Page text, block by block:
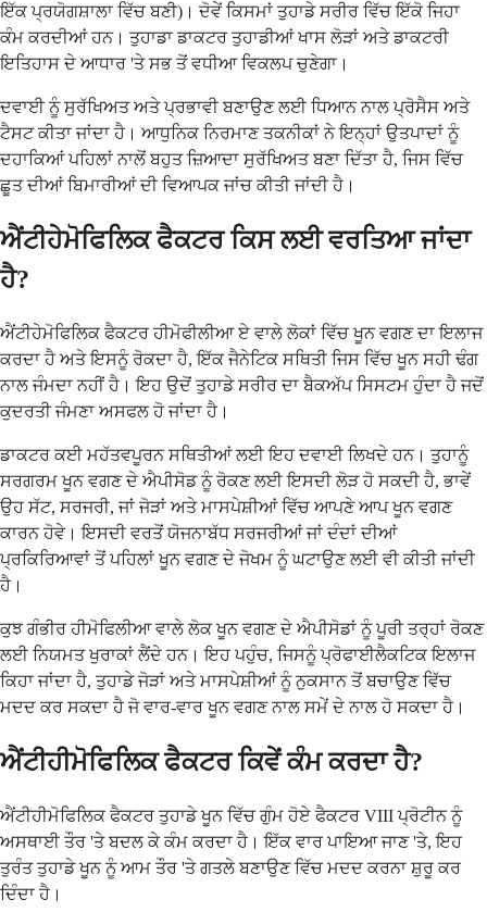
ਇੱਕ ਪ੍ਰਯੋਗਸ਼ਾਲਾ ਵਿੱਚ ਬਣੀ)। ਦੋਵੇਂ ਕਿਸਮਾਂ ਤੁਹਾਡੇ ਸਰੀਰ ਵਿੱਚ ਇੱਕੋ ਜਿਹਾ
ਕੰਮ ਕਰਦੀਆਂ ਹਨ। ਤੁਹਾਡਾ ਡਾਕਟਰ ਤੁਹਾਡੀਆਂ ਖਾਸ ਲੋੜਾਂ ਅਤੇ ਡਾਕਟਰੀ
ਇਤਿਹਾਸ ਦੇ ਆਧਾਰ 'ਤੇ ਸਭ ਤੋਂ ਵਧੀਆ ਵਿਕਲਪ ਚੁਣੇਗਾ।
ਦਵਾਈ ਨੂੰ ਸੁਰੱਖਿਅਤ ਅਤੇ ਪ੍ਰਭਾਵੀ ਬਣਾਉਣ ਲਈ ਧਿਆਨ ਨਾਲ ਪ੍ਰੋਸੈਸ ਅਤੇ
ਟੈਸਟ ਕੀਤਾ ਜਾਂਦਾ ਹੈ। ਆਧੁਨਿਕ ਨਿਰਮਾਣ ਤਕਨੀਕਾਂ ਨੇ ਇਨ੍ਹਾਂ ਉਤਪਾਦਾਂ ਨੂੰ
ਦਹਾਕਿਆਂ ਪਹਿਲਾਂ ਨਾਲੋਂ ਬਹੁਤ ਜ਼ਿਆਦਾ ਸੁਰੱਖਿਅਤ ਬਣਾ ਦਿੱਤਾ ਹੈ, ਜਿਸ ਵਿੱਚ
ਛੂਤ ਦੀਆਂ ਬਿਮਾਰੀਆਂ ਦੀ ਵਿਆਪਕ ਜਾਂਚ ਕੀਤੀ ਜਾਂਦੀ ਹੈ।
ਐਂਟੀਹੇਮੋਫਿਲਿਕ ਫੈਕਟਰ ਕਿਸ ਲਈ ਵਰਤਿਆ ਜਾਂਦਾ
ਹੈ?
ਐਂਟੀਹੇਮੋਫਿਲਿਕ ਫੈਕਟਰ ਹੀਮੋਫੀਲੀਆ ਏ ਵਾਲੇ ਲੋਕਾਂ ਵਿੱਚ ਖੂਨ ਵਗਣ ਦਾ ਇਲਾਜ
ਕਰਦਾ ਹੈ ਅਤੇ ਇਸਨੂੰ ਰੋਕਦਾ ਹੈ, ਇੱਕ ਜੈਨੇਟਿਕ ਸਥਿਤੀ ਜਿਸ ਵਿੱਚ ਖੂਨ ਸਹੀ ਢੰਗ
ਨਾਲ ਜੰਮਦਾ ਨਹੀਂ ਹੈ। ਇਹ ਉਦੋਂ ਤੁਹਾਡੇ ਸਰੀਰ ਦਾ ਬੈਕਅੱਪ ਸਿਸਟਮ ਹੁੰਦਾ ਹੈ ਜਦੋਂ
ਕੁਦਰਤੀ ਜੰਮਣਾ ਅਸਫਲ ਹੋ ਜਾਂਦਾ ਹੈ।
ਡਾਕਟਰ ਕਈ ਮਹੱਤਵਪੂਰਨ ਸਥਿਤੀਆਂ ਲਈ ਇਹ ਦਵਾਈ ਲਿਖਦੇ ਹਨ। ਤੁਹਾਨੂੰ
ਸਰਗਰਮ ਖੂਨ ਵਗਣ ਦੇ ਐਪੀਸੋਡ ਨੂੰ ਰੋਕਣ ਲਈ ਇਸਦੀ ਲੋੜ ਹੋ ਸਕਦੀ ਹੈ, ਭਾਵੇਂ
ਉਹ ਸੱਟ, ਸਰਜਰੀ, ਜਾਂ ਜੋੜਾਂ ਅਤੇ ਮਾਸਪੇਸ਼ੀਆਂ ਵਿੱਚ ਆਪਣੇ ਆਪ ਖੂਨ ਵਗਣ
ਕਾਰਨ ਹੋਵੇ। ਇਸਦੀ ਵਰਤੋਂ ਯੋਜਨਾਬੱਧ ਸਰਜਰੀਆਂ ਜਾਂ ਦੰਦਾਂ ਦੀਆਂ
ਪ੍ਰਕਿਰਿਆਵਾਂ ਤੋਂ ਪਹਿਲਾਂ ਖੂਨ ਵਗਣ ਦੇ ਜੋਖਮ ਨੂੰ ਘਟਾਉਣ ਲਈ ਵੀ ਕੀਤੀ ਜਾਂਦੀ
ਹੈ।
ਕੁਝ ਗੰਭੀਰ ਹੀਮੋਫਿਲੀਆ ਵਾਲੇ ਲੋਕ ਖੂਨ ਵਗਣ ਦੇ ਐਪੀਸੋਡਾਂ ਨੂੰ ਪੂਰੀ ਤਰ੍ਹਾਂ ਰੋਕਣ
ਲਈ ਨਿਯਮਤ ਖੁਰਾਕਾਂ ਲੈਂਦੇ ਹਨ। ਇਹ ਪਹੁੰਚ, ਜਿਸਨੂੰ ਪ੍ਰੋਫਾਈਲੈਕਟਿਕ ਇਲਾਜ
ਕਿਹਾ ਜਾਂਦਾ ਹੈ, ਤੁਹਾਡੇ ਜੋੜਾਂ ਅਤੇ ਮਾਸਪੇਸ਼ੀਆਂ ਨੂੰ ਨੁਕਸਾਨ ਤੋਂ ਬਚਾਉਣ ਵਿੱਚ
ਮਦਦ ਕਰ ਸਕਦਾ ਹੈ ਜੋ ਵਾਰ-ਵਾਰ ਖੂਨ ਵਗਣ ਨਾਲ ਸਮੇਂ ਦੇ ਨਾਲ ਹੋ ਸਕਦਾ ਹੈ।
ਐਂਟੀਹੀਮੋਫਿਲਿਕ ਫੈਕਟਰ ਕਿਵੇਂ ਕੰਮ ਕਰਦਾ ਹੈ?
ਐਂਟੀਹੀਮੋਫਿਲਿਕ ਫੈਕਟਰ ਤੁਹਾਡੇ ਖੂਨ ਵਿੱਚ ਗੁੰਮ ਹੋਏ ਫੈਕਟਰ VIII ਪ੍ਰੋਟੀਨ ਨੂੰ
ਅਸਥਾਈ ਤੌਰ 'ਤੇ ਬਦਲ ਕੇ ਕੰਮ ਕਰਦਾ ਹੈ। ਇੱਕ ਵਾਰ ਪਾਇਆ ਜਾਣ 'ਤੇ, ਇਹ
ਤੁਰੰਤ ਤੁਹਾਡੇ ਖੂਨ ਨੂੰ ਆਮ ਤੌਰ 'ਤੇ ਗਤਲੇ ਬਣਾਉਣ ਵਿੱਚ ਮਦਦ ਕਰਨਾ ਸ਼ੁਰੂ ਕਰ
ਦਿੰਦਾ ਹੈ।